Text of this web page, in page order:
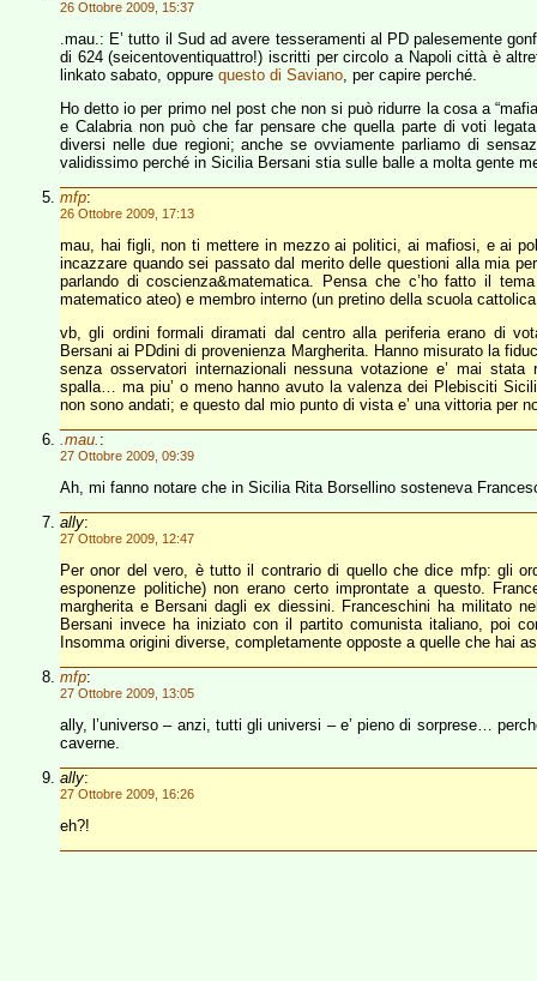
26 Ottobre 2009, 15:37
.mau.: E’ tutto il Sud ad avere tesseramenti al PD palesemente
di 624 (seicentoventiquattro!) iscritti per circolo a Napoli città è
linkato sabato, oppure questo di Saviano, per capire perché.
Ho detto io per primo nel post che non si può ridurre la cosa a
e Calabria non può che far pensare che quella parte di voti
diversi nelle due regioni; anche se ovviamente parliamo di
validissimo perché in Sicilia Bersani stia sulle balle a molta gente
mfp:
26 Ottobre 2009, 17:13
mau, hai figli, non ti mettere in mezzo ai politici, ai mafiosi, e ai
incazzare quando sei passato dal merito delle questioni alla mia
parlando di coscienza&matematica. Pensa che c’ho fatto il
matematico ateo) e membro interno (un pretino della scuola
vb, gli ordini formali diramati dal centro alla periferia erano di
Bersani ai PDdini di provenienza Margherita. Hanno misurato la
senza osservatori internazionali nessuna votazione e’ mai
spalla… ma piu’ o meno hanno avuto la valenza dei Plebisciti
non sono andati; e questo dal mio punto di vista e’ una vittoria per
.mau. :
27 Ottobre 2009, 09:39
Ah, mi fanno notare che in Sicilia Rita Borsellino sosteneva
ally:
27 Ottobre 2009, 12:47
Per onor del vero, è tutto il contrario di quello che dice mfp: gli
esponenze politiche) non erano certo improntate a questo.
margherita e Bersani dagli ex diessini. Franceschini ha militato
Bersani invece ha iniziato con il partito comunista italiano, poi
Insomma origini diverse, completamente opposte a quelle che hai
mfp:
27 Ottobre 2009, 13:05
ally, l’universo – anzi, tutti gli universi – e’ pieno di sorprese…
caverne.
ally:
27 Ottobre 2009, 16:26
eh?!